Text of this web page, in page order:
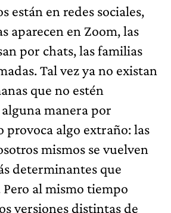
están en redes sociales,
aparecen en Zoom, las
por chats, las familias
Tal vez ya no existan
que no estén
manera por
provoca algo extraño: las
mismos se vuelven
determinantes que
Pero al mismo tiempo
versiones distintas de